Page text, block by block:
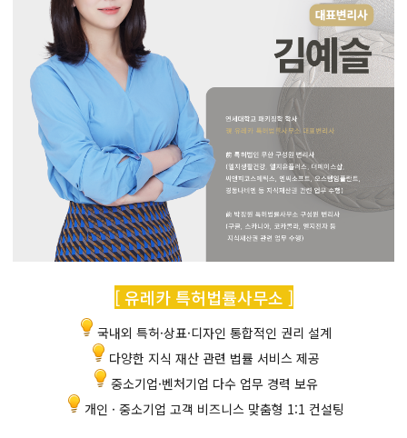
[ 유레카 특허법률사무소 ]
국내외 특허·상표·디자인 통합적인 권리 설계
다양한 지식 재산 관련 법률 서비스 제공
중소기업·벤처기업 다수 업무 경력 보유
개인 · 중소기업 고객 비즈니스 맞춤형 1:1 컨설팅